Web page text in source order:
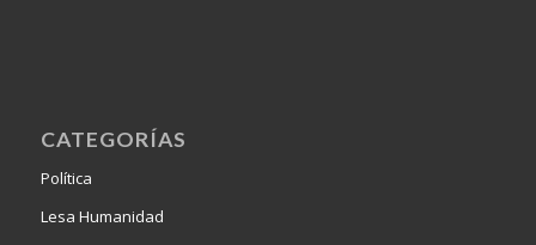
CATEGORÍAS
Política
Lesa Humanidad